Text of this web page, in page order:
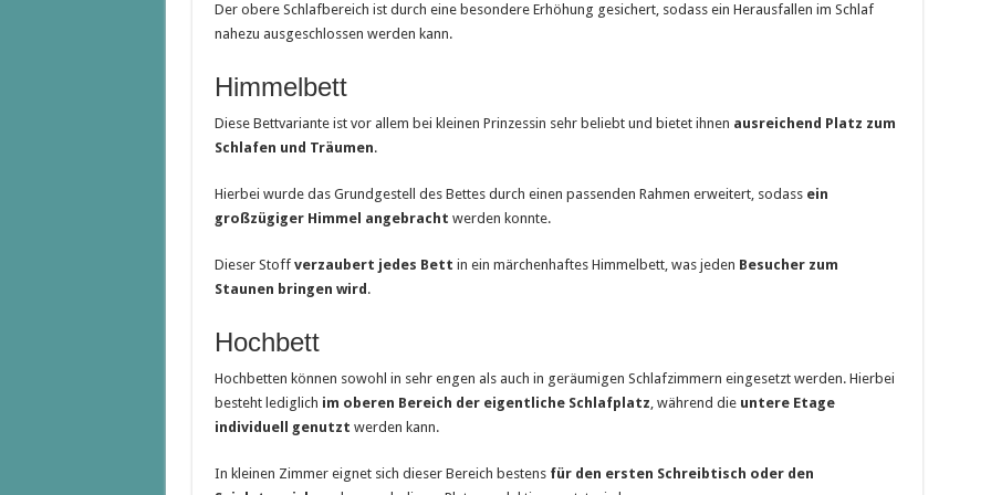
Der obere Schlafbereich ist durch eine besondere Erhöhung gesichert, sodass ein Herausfallen im Schlaf
nahezu ausgeschlossen werden kann.
Himmelbett
Diese Bettvariante ist vor allem bei kleinen Prinzessin sehr beliebt und bietet ihnen ausreichend Platz zum
Schlafen und Träumen.
Hierbei wurde das Grundgestell des Bettes durch einen passenden Rahmen erweitert, sodass ein
großzügiger Himmel angebracht werden konnte.
Dieser Stoff verzaubert jedes Bett in ein märchenhaftes Himmelbett, was jeden Besucher zum
Staunen bringen wird .
Hochbett
Hochbetten können sowohl in sehr engen als auch in geräumigen Schlafzimmern eingesetzt werden. Hierbei
besteht lediglich im oberen Bereich der eigentliche Schlafplatz, während die untere Etage
individuell genutzt werden kann.
In kleinen Zimmer eignet sich dieser Bereich bestens für den ersten Schreibtisch oder den